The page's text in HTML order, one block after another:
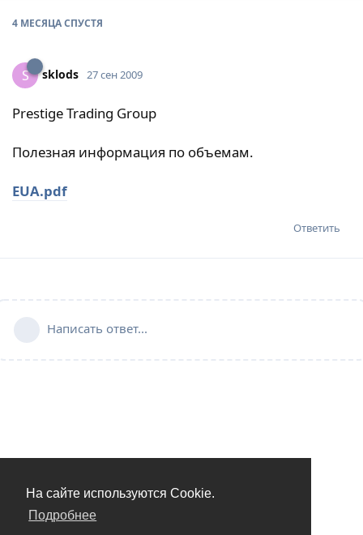
На сайте используются Cookie.
Подробнее
4 МЕСЯЦАСПУСТЯ
S sklods 27 сен 2009
Prestige Trading Group
Полезная информация по объемам.
EUA.pdf
Ответить
Написать ответ...